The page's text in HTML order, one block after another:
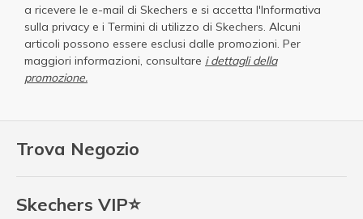
Trova Negozio
Skechers VIP⭐
a ricevere le e-mail di Skechers e si accetta l'Informativa
sulla privacy e i Termini di utilizzo di Skechers. Alcuni
articoli possono essere esclusi dalle promozioni. Per
maggiori informazioni, consultare i dettagli della
promozione.